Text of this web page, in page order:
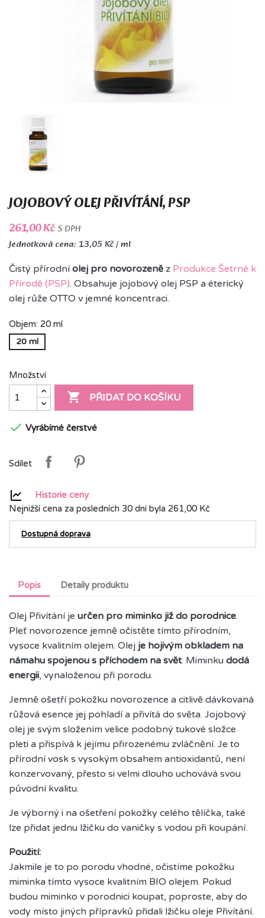
JOJOBOVÝ OLEJ PŘIVÍTÁNÍ, PSP
261,00 Kč S DPH
Jednotková cena: 13,05 Kč / ml
Čistý přírodní olej pro novorozeně z Produkce Šetrné k
Přírodě (PSP). Obsahuje jojobový olej PSP a éterický
olej růže OTTO v jemné koncentraci.
Objem: 20 ml
20 ml
Množství
 PŘIDAT DO KOŠÍKU
 Vyrábímé čerstvé
Sdílet
Historie ceny
Nejnižší cena za posledních 30 dní byla 261,00 Kč
Dostupná doprava
Popis Detaily produktu
Olej Přivítání je určen pro miminko již do porodnice.
Pleť novorozence jemně očistěte tímto přírodním,
vysoce kvalitním olejem. Olej je hojivým obkladem na
námahu spojenou s příchodem na svět. Miminku dodá
energii, vynaloženou při porodu.
Jemně ošetří pokožku novorozence a citlivě dávkovaná
růžová esence jej pohladí a přivítá do světa. Jojobový
olej je svým složením velice podobný tukové složce
pleti a přispívá k jejímu přirozenému zvláčnění. Je to
přírodní vosk s vysokým obsahem antioxidantů, není
konzervovaný, přesto si velmi dlouho uchovává svou
původní kvalitu.
Je výborný i na ošetření pokožky celého tělíčka, také
lze přidat jednu lžičku do vaničky s vodou při koupání.
Použití:
Jakmile je to po porodu vhodné, očistíme pokožku
miminka tímto vysoce kvalitním BIO olejem. Pokud
budou miminko v porodnici koupat, poproste, aby do
vody místo jiných přípravků přidali lžičku oleje Přivítání.